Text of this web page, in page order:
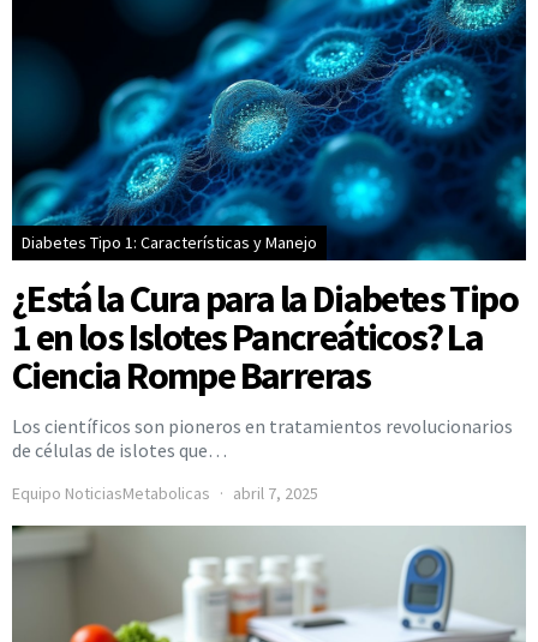
Diabetes Tipo 1: Características y Manejo
¿Está la Cura para la Diabetes Tipo
1 en los Islotes Pancreáticos? La
Ciencia Rompe Barreras
Los científicos son pioneros en tratamientos revolucionarios
de células de islotes que…
Equipo NoticiasMetabolicas abril 7, 2025